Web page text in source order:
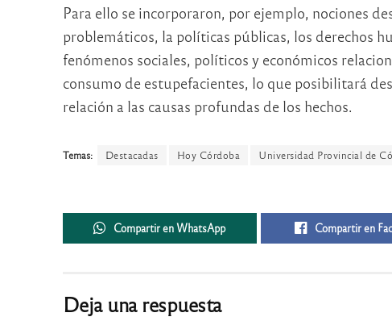
Para ello se incorporaron, por ejemplo, nociones
problemáticos, la políticas públicas, los derechos
fenómenos sociales, políticos y económicos
consumo de estupefacientes, lo que posibilitará
relación a las causas profundas de los hechos.
Temas: Destacadas Hoy Córdoba Universidad Provincial de
Compartir en WhatsApp Compartir en
Deja una respuesta